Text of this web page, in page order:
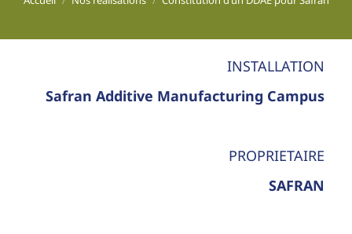
INSTALLATION
Safran Additive Manufacturing Campus
PROPRIETAIRE
SAFRAN